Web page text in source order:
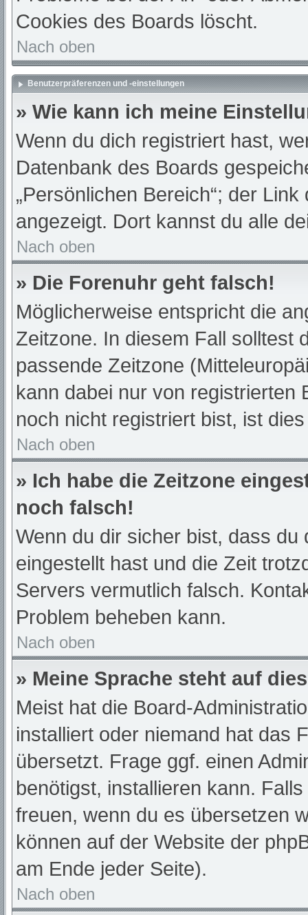
Cookies des Boards löscht.
Nach oben
Benutzerpräferenzen und -einstellungen
» Wie kann ich meine
Wenn du dich registriert hast,
Datenbank des Boards
„Persönlichen Bereich“; der
angezeigt. Dort kannst du alle
Nach oben
» Die Forenuhr geht falsch!
Möglicherweise entspricht die
Zeitzone. In diesem Fall solltest
passende Zeitzone
kann dabei nur von registrierten
noch nicht registriert bist, ist
Nach oben
» Ich habe die Zeitzone
noch falsch!
Wenn du dir sicher bist, dass
eingestellt hast und die Zeit
Servers vermutlich falsch.
Problem beheben kann.
Nach oben
» Meine Sprache steht auf
Meist hat die Board-
installiert oder niemand hat das
übersetzt. Frage ggf. einen
benötigst, installieren kann.
freuen, wenn du es übersetzen
können auf der Website der
am Ende jeder Seite).
Nach oben